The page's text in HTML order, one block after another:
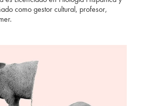
como gestor cultural, profesor,